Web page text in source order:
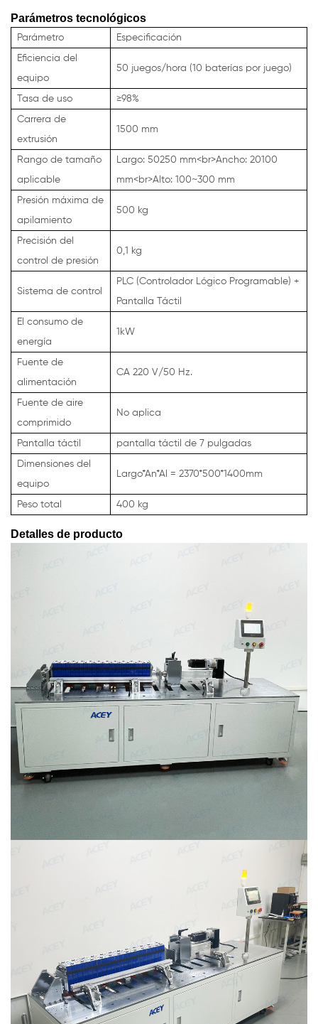
Parámetros tecnológicos
Parámetro Especificación
Eficiencia del
equipo
50 juegos/hora (10 baterías por juego)
Tasa de uso ≥98%
Carrera de
extrusión
1500 mm
Rango de tamaño
aplicable
Largo: 50250 mm<br>Ancho: 20100
mm<br>Alto: 100~300 mm
Presión máxima de
apilamiento
500 kg
Precisión del
control de presión
0,1 kg
Sistema de control
PLC (Controlador Lógico Programable) +
Pantalla Táctil
El consumo de
energía
1kW
Fuente de
alimentación
CA 220 V/50 Hz.
Fuente de aire
comprimido
No aplica
Pantalla táctil pantalla táctil de 7 pulgadas
Dimensiones del
equipo
Largo*An*Al = 2370*500*1400mm
Peso total 400 kg
Detalles de producto